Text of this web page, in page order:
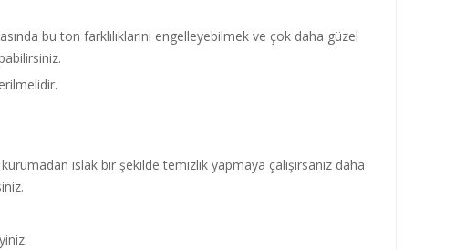
bu ton farklılıklarını engelleyebilmek ve çok daha güzel
ıslak bir şekilde temizlik yapmaya çalışırsanız daha